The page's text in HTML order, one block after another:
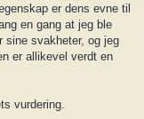
er dens evne til
en gang at jeg ble
sine svakheter, og jeg
er allikevel verdt en
vurdering.